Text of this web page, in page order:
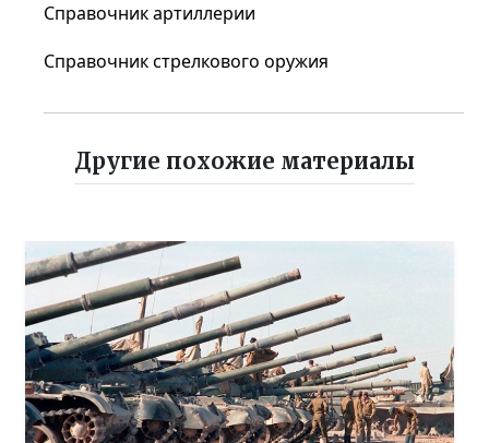
Справочник артиллерии
Справочник стрелкового оружия
Другие похожие материалы